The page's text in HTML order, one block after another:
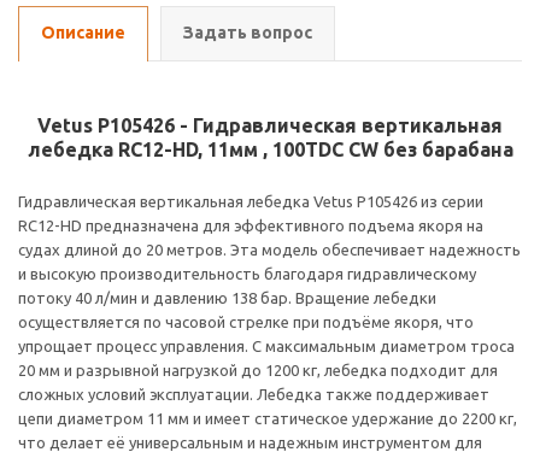
Описание Задать вопрос
Vetus P105426 - Гидравлическая вертикальная
лебедка RC12-HD, 11мм , 100TDC CW без барабана
Гидравлическая вертикальная лебедка Vetus P105426 из серии
RC12-HD предназначена для эффективного подъема якоря на
судах длиной до 20 метров. Эта модель обеспечивает надежность
и высокую производительность благодаря гидравлическому
потоку 40 л/мин и давлению 138 бар. Вращение лебедки
осуществляется по часовой стрелке при подъёме якоря, что
упрощает процесс управления. С максимальным диаметром троса
20 мм и разрывной нагрузкой до 1200 кг, лебедка подходит для
сложных условий эксплуатации. Лебедка также поддерживает
цепи диаметром 11 мм и имеет статическое удержание до 2200 кг,
что делает её универсальным и надежным инструментом для